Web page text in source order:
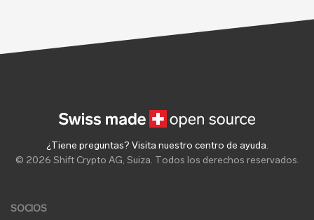
¿Tiene preguntas? Visita nuestro centro de ayuda.
© 2026 Shift Crypto AG, Suiza. Todos los derechos reservados.
SOCIOS